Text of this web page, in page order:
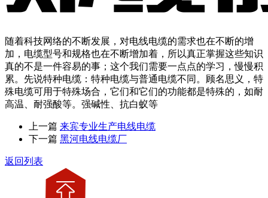
随着科技网络的不断发展，对电线电缆的需求也在不断的增
加，电缆型号和规格也在不断增加着，所以真正掌握这些知识
真的不是一件容易的事；这个我们需要一点点的学习，慢慢积
累。先说特种电缆：特种电缆与普通电缆不同。顾名思义，特
殊电缆可用于特殊场合，它们和它们的功能都是特殊的，如耐
高温、耐强酸等。强碱性、抗白蚁等
上一篇 来宾专业生产电线电缆
下一篇 黑河电线电缆厂
返回列表